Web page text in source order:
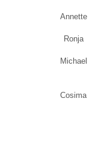
Annette
Ronja
Michael
Cosima